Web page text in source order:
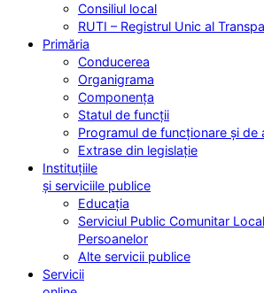
Consiliul local
RUTI – Registrul Unic al
Primăria
Conducerea
Organigrama
Componența
Statul de funcții
Programul de funcționare și de
Extrase din legislație
Instituțiile
și serviciile publice
Educația
Serviciul Public Comunitar
Persoanelor
Alte servicii publice
Servicii